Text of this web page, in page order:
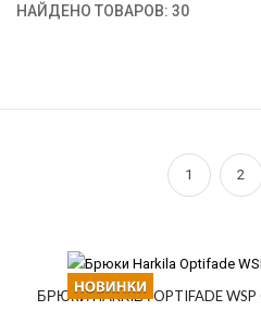
НАЙДЕНО ТОВАРОВ: 30
1 2
БРЮКИ HARKILA OPTIFADE WSP